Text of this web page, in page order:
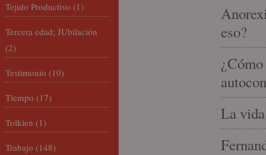
eso?
La
Tejido Productivo (1)
Tercera edad; JUbilación
(2)
Testimonio (10)
Tiempo (17)
Tolkien (1)
Trabajo (148)